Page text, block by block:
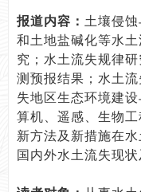
报道内容： 土壤侵
和土地盐碱化等水土
究；水土流失规律
测预报结果；水土
失地区生态环境建
算机、遥感、生物
新方法及新措施在
国内外水土流失现